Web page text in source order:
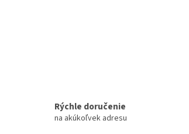
Rýchle doručenie
na akúkoľvek adresu